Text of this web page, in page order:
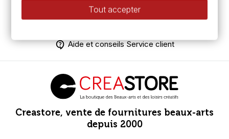
Livraison express
Aide et conseils Service client
Creastore, vente de fournitures beaux-arts
depuis 2000
Tout accepter